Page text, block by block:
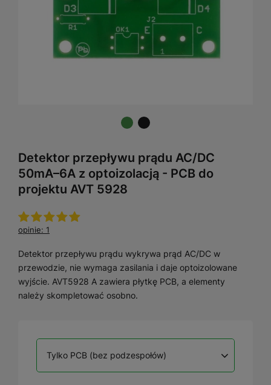
Detektor przepływu prądu AC/DC
50mA–6A z optoizolacją - PCB do
projektu AVT 5928
opinie: 1
Detektor przepływu prądu wykrywa prąd AC/DC w
przewodzie, nie wymaga zasilania i daje optoizolowane
wyjście. AVT5928 A zawiera płytkę PCB, a elementy
należy skompletować osobno.
Tylko PCB (bez podzespołów)